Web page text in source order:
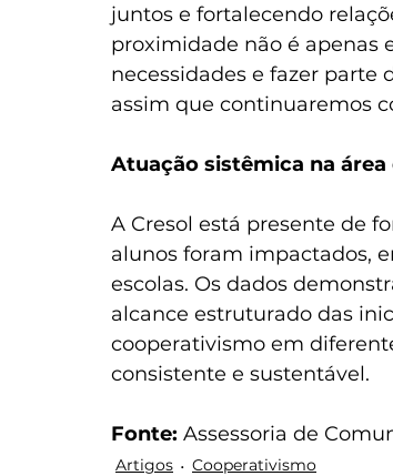
juntos e fortalecendo
proximidade não é apenas
necessidades e fazer parte
assim que continuaremos
Atuação sistêmica na
A Cresol está presente de
alunos foram impactados,
escolas. Os dados
alcance estruturado das
cooperativismo em
consistente e sustentável.
Fonte: Assessoria de
Artigos Cooperativismo